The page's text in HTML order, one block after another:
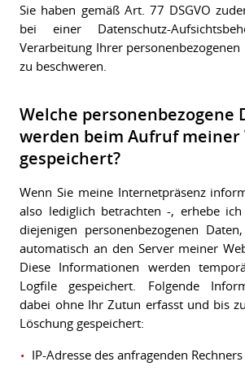
Sie haben gemäß Art. 77 DSGVO
bei einer Datenschutz-
Verarbeitung Ihrer
zu beschweren.
Welche personenbezogene
werden beim Aufruf meiner
gespeichert?
Wenn Sie meine Internetpräsenz
also lediglich betrachten -, erhebe
diejenigen personenbezogenen
automatisch an den Server meiner
Diese Informationen werden
Logfile gespeichert. Folgende
dabei ohne Ihr Zutun erfasst und bis
Löschung gespeichert:
IP-Adresse des anfragenden Rechners